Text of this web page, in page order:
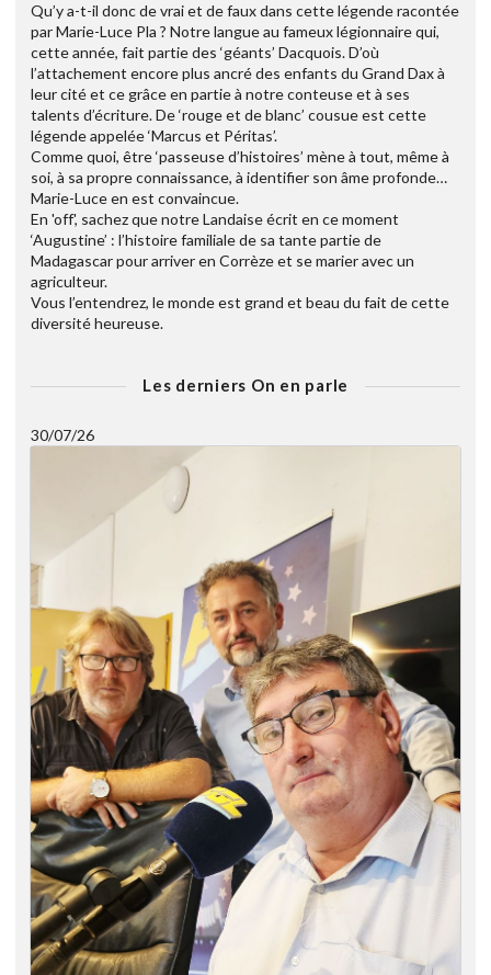
Qu’y a-t-il donc de vrai et de faux dans cette légende racontée
par Marie-Luce Pla ? Notre langue au fameux légionnaire qui,
cette année, fait partie des ‘géants’ Dacquois. D’où
l’attachement encore plus ancré des enfants du Grand Dax à
leur cité et ce grâce en partie à notre conteuse et à ses
talents d’écriture. De ‘rouge et de blanc’ cousue est cette
légende appelée ‘Marcus et Péritas’.
Comme quoi, être ‘passeuse d’histoires’ mène à tout, même à
soi, à sa propre connaissance, à identifier son âme profonde…
Marie-Luce en est convaincue.
En 'off', sachez que notre Landaise écrit en ce moment
‘Augustine’ : l’histoire familiale de sa tante partie de
Madagascar pour arriver en Corrèze et se marier avec un
agriculteur.
Vous l’entendrez, le monde est grand et beau du fait de cette
diversité heureuse.
Les derniers On en parle
30/07/26